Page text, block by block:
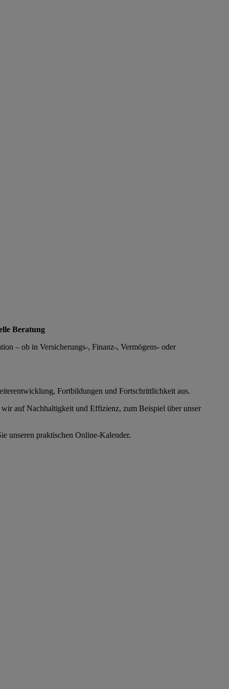
Beratung
– ob in Versicherungs-, Finanz-, Vermögens- oder
Fortbildungen und Fortschrittlichkeit aus.
auf Nachhaltigkeit und Effizienz, zum Beispiel über unser
unseren praktischen Online-Kalender.